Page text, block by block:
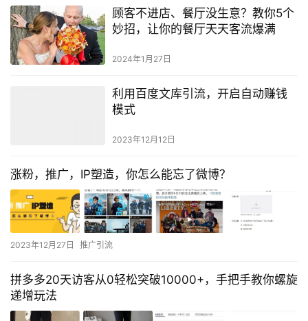
顾客不进店、餐厅没生意？教你5个
妙招，让你的餐厅天天客流爆满
2024年1月27日
利用百度文库引流，开启自动赚钱
模式
2023年12月12日
涨粉，推广，IP塑造，你怎么能忘了微博？
2023年12月27日 推广引流
拼多多20天访客从0轻松突破10000+，手把手教你螺旋
递增玩法